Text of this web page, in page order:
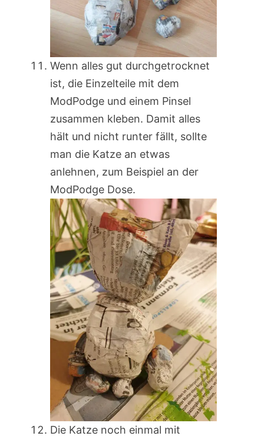
Wenn alles gut durchgetrocknet
ist, die Einzelteile mit dem
ModPodge und einem Pinsel
zusammen kleben. Damit alles
hält und nicht runter fällt, sollte
man die Katze an etwas
anlehnen, zum Beispiel an der
ModPodge Dose.
Die Katze noch einmal mit